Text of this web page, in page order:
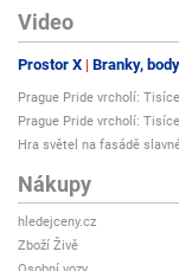
Video
Prostor X Branky,
Prague Pride vrcholí:
Prague Pride vrcholí:
Hra světel na fasádě
Nákupy
hledejceny.cz
Zboží Živě